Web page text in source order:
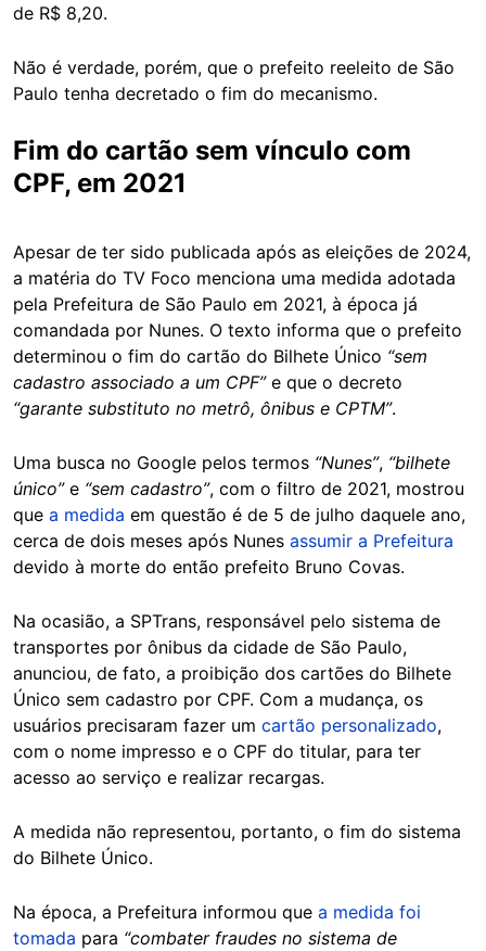
de R$ 8,20.
Não é verdade, porém, que o prefeito reeleito de São
Paulo tenha decretado o fim do mecanismo.
Fim do cartão sem vínculo com
CPF, em 2021
Apesar de ter sido publicada após as eleições de 2024,
a matéria do TV Foco menciona uma medida adotada
pela Prefeitura de São Paulo em 2021, à época já
comandada por Nunes. O texto informa que o prefeito
determinou o fim do cartão do Bilhete Único “sem
cadastro associado a um CPF”e que o decreto
“garante substituto no metrô, ônibus e CPTM”.
Uma busca no Google pelos termos “Nunes”, “bilhete
único”e “sem cadastro”, com o filtro de 2021, mostrou
que a medida em questão é de 5 de julho daquele ano,
cerca de dois meses após Nunes assumir a Prefeitura
devido à morte do então prefeito Bruno Covas.
Na ocasião, a SPTrans, responsável pelo sistema de
transportes por ônibus da cidade de São Paulo,
anunciou, de fato, a proibição dos cartões do Bilhete
Único sem cadastro por CPF. Com a mudança, os
usuários precisaram fazer um cartão personalizado,
com o nome impresso e o CPF do titular, para ter
acesso ao serviço e realizar recargas.
A medida não representou, portanto, o fim do sistema
do Bilhete Único.
Na época, a Prefeitura informou que a medida foi
tomada para “combater fraudes no sistema de